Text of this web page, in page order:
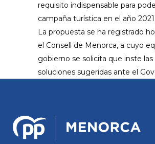
requisito indispensable para
campaña turística en el año 2021.
La propuesta se ha registrado
el Consell de Menorca, a cuyo
gobierno se solicita que inste las
soluciones sugeridas ante el